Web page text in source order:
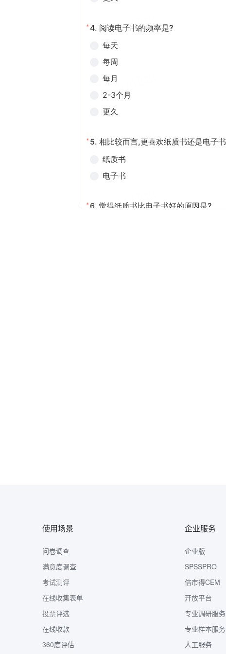
使用场景
问卷调查
满意度调查
考试测评
在线收集表单
投票评选
在线收款
360度评估
企业服务
企业版
SPSSPRO
倍市得CEM
开放平台
专业调研服务
专业样本服务
人工服务